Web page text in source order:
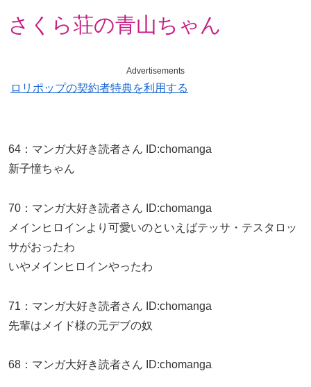
さくら荘の青山ちゃん
Advertisements
ロリポップの契約者特典を利用する
64 ： マンガ大好き読者さん ID:chomanga
新子憧ちゃん
70 ： マンガ大好き読者さん ID:chomanga
メインヒロインより可愛いのといえばテッサ・テスタロッ
サがおったわ
いやメインヒロインやったわ
71 ： マンガ大好き読者さん ID:chomanga
先輩はメイド様の元デブの奴
68 ： マンガ大好き読者さん ID:chomanga